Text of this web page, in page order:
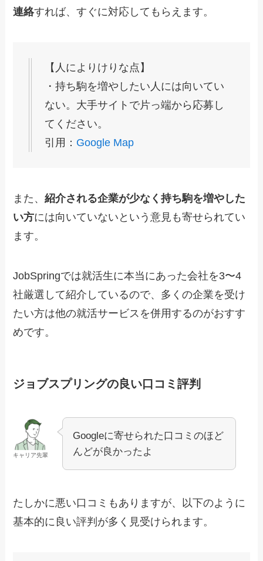
連絡すれば、すぐに対応してもらえます。
【人によりけりな点】
・持ち駒を増やしたい人には向いてい
ない。大手サイトで片っ端から応募し
てください。
引用： Google Map
また、紹介される企業が少なく持ち駒を増やした
い方には向いていないという意見も寄せられてい
ます。
JobSpringでは就活生に本当にあった会社を3〜4
社厳選して紹介しているので、多くの企業を受け
たい方は他の就活サービスを併用するのがおすす
めです。
ジョブスプリングの良い口コミ評判
キャリア先輩
Googleに寄せられた口コミのほど
んどが良かったよ
たしかに悪い口コミもありますが、以下のように
基本的に良い評判が多く見受けられます。